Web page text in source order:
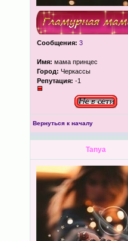
Сообщения: 3
Имя: мама принцес
Город: Черкассы
Репутация: -1
Вернуться к началу
Tanya